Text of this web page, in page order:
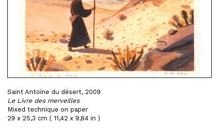
Saint Antoine du désert, 2009
Le Livre des merveilles
Mixed technique on paper
29 x 25,3 cm ( 11,42 x 9,84 in )